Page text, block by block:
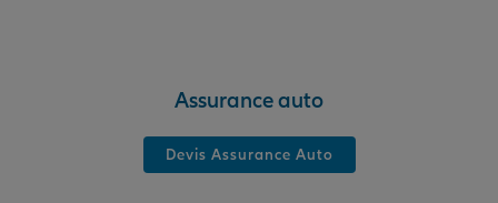
Assurance auto
Devis Assurance Auto